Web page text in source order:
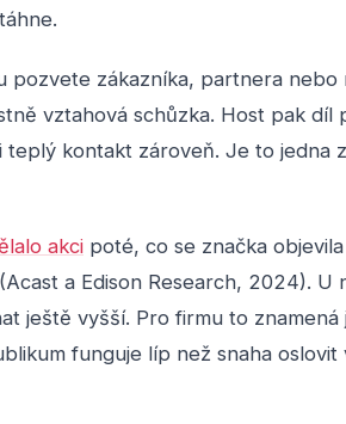
pozvete zákazníka, partnera
vztahová schůzka. Host pak díl
kontakt zároveň. Je to jedna
akci poté, co se značka
a Edison Research, 2024). U
ještě vyšší. Pro firmu to znamená
funguje líp než snaha oslovit